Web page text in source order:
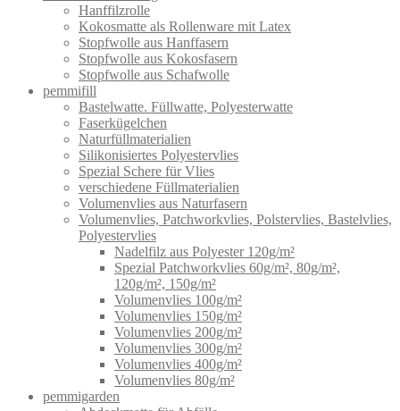
Hanffilzrolle
Kokosmatte als Rollenware mit Latex
Stopfwolle aus Hanffasern
Stopfwolle aus Kokosfasern
Stopfwolle aus Schafwolle
pemmifill
Bastelwatte. Füllwatte, Polyesterwatte
Faserkügelchen
Naturfüllmaterialien
Silikonisiertes Polyestervlies
Spezial Schere für Vlies
verschiedene Füllmaterialien
Volumenvlies aus Naturfasern
Volumenvlies, Patchworkvlies, Polstervlies, Bastelvlies,
Polyestervlies
Nadelfilz aus Polyester 120g/m²
Spezial Patchworkvlies 60g/m², 80g/m²,
120g/m², 150g/m²
Volumenvlies 100g/m²
Volumenvlies 150g/m²
Volumenvlies 200g/m²
Volumenvlies 300g/m²
Volumenvlies 400g/m²
Volumenvlies 80g/m²
pemmigarden